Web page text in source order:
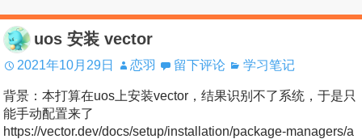
uos 安装 vector
2021年10月29日 恋羽 留下评论 学习笔记
背景：本打算在uos上安装vector，结果识别不了系统，于是只
能手动配置来了
https://vector.dev/docs/setup/installation/package-managers/a